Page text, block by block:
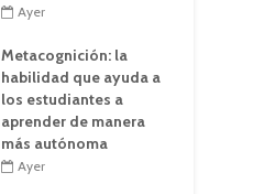
Ayer
Metacognición: la
habilidad que ayuda a
los estudiantes a
aprender de manera
más autónoma
Ayer